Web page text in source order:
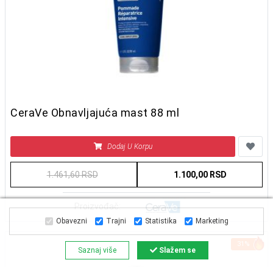
CeraVe Obnavljajuća mast 88 ml
Dodaj U Korpu
1.461,60 RSD 1.100,00 RSD
Proizvođač:
31%
Obavezni Trajni Statistika Marketing
Saznaj više Slažem se